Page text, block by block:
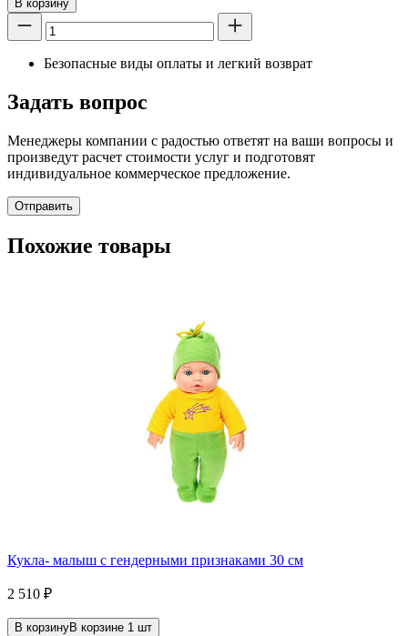
В корзину
Безопасные виды оплаты и легкий возврат
Задать вопрос
Менеджеры компании с радостью ответят на ваши вопросы и
произведут расчет стоимости услуг и подготовят
индивидуальное коммерческое предложение.
Отправить
Похожие товары
Кукла- малыш с гендерными признаками 30 см
2 510 ₽
В корзинуВ корзине 1 шт